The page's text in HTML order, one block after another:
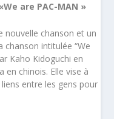
are PAC-MAN »
nouvelle chanson et un
chanson intitulée “We
Kaho Kidoguchi en
en chinois. Elle vise à
entre les gens pour